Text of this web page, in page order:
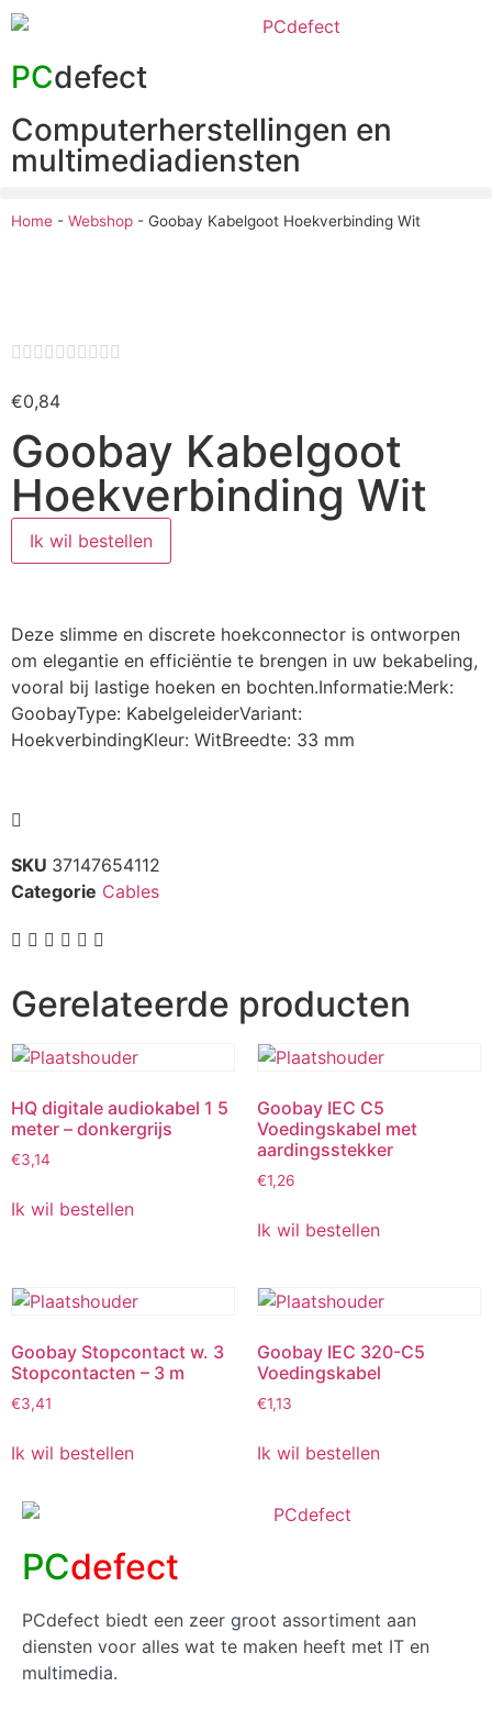
PCdefect
Computerherstellingen en
multimediadiensten
Home - Webshop - Goobay Kabelgoot Hoekverbinding Wit
         
€0,84
Goobay Kabelgoot
Hoekverbinding Wit
Ik wil bestellen
Deze slimme en discrete hoekconnector is ontworpen
om elegantie en efficiëntie te brengen in uw bekabeling,
vooral bij lastige hoeken en bochten.Informatie:Merk:
GoobayType: KabelgeleiderVariant:
HoekverbindingKleur: WitBreedte: 33 mm
SKU 37147654112
Categorie Cables
Gerelateerde producten
HQ digitale audiokabel 1 5
meter – donkergrijs
€3,14
Ik wil bestellen
Goobay IEC C5
Voedingskabel met
aardingsstekker
€1,26
Ik wil bestellen
Goobay Stopcontact w. 3
Stopcontacten – 3 m
€3,41
Ik wil bestellen
Goobay IEC 320-C5
Voedingskabel
€1,13
Ik wil bestellen
PCdefect
PCdefect biedt een zeer groot assortiment aan
diensten voor alles wat te maken heeft met IT en
multimedia.